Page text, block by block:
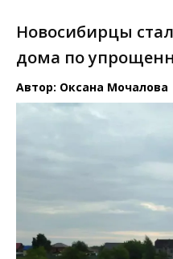
Новосибирцы
дома по
Автор: Оксана Мочалова